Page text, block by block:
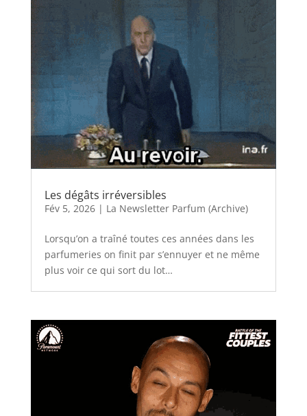
Les dégâts irréversibles
Fév 5, 2026| La Newsletter Parfum (Archive)
Lorsqu’on a traîné toutes ces années dans les
parfumeries on finit par s’ennuyer et ne même
plus voir ce qui sort du lot…